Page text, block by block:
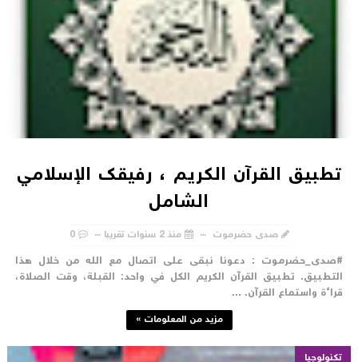
تطبيق القرآن الكريم ، رفيقك الإسلامي
الشامل
صدى حضرموت منذ 2 سنوات تقريبا 0
: دعونا نبقى على اتصال مع الله من خلال هذا
تطبيق القرآن الكريم الكل في واحد: القبلة، وقت الصلاة،
واستماع القرآن. ...
مزيد من المعلومات »
تكنولوجيا